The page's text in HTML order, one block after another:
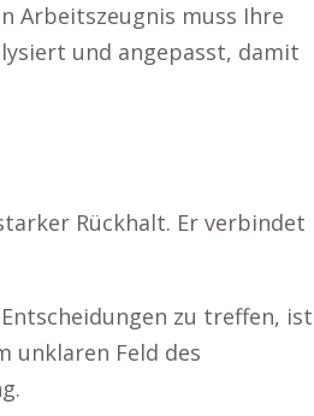
Arbeitszeugnis muss Ihre
und angepasst, damit
Rückhalt. Er verbindet
zu treffen, ist
unklaren Feld des